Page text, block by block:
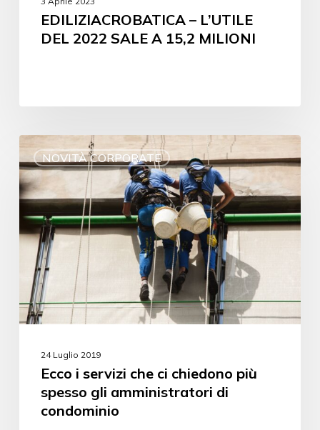
EDILIZIACROBATICA – L’UTILE
DEL 2022 SALE A 15,2 MILIONI
NOVITÀ CORPORATE
24 Luglio 2019
Ecco i servizi che ci chiedono più
spesso gli amministratori di
condominio